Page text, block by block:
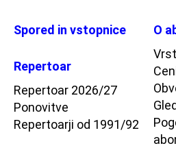
Spored in vstopnice
Repertoar
Repertoar 2026/27
Ponovitve
Repertoarji od 1991/92
O